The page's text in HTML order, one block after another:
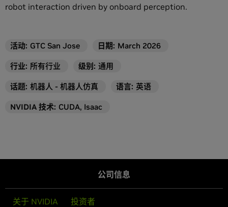
robot interaction driven by onboard perception.
活动: GTC San Jose 日期: March 2026
行业: 所有行业 级别: 通用
话题: 机器人 - 机器人仿真 语言: 英语
NVIDIA 技术: CUDA, Isaac
公司信息
关于 NVIDIA 投资者